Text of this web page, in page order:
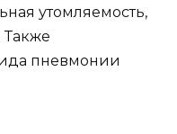
утомляемость,
пневмонии